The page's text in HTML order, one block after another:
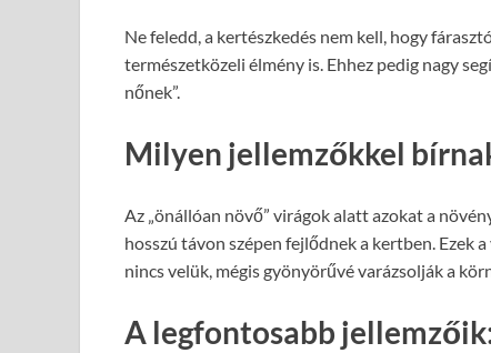
Ne feledd, a kertészkedés nem kell, hogy
természetközeli élmény is. Ehhez pedig nagy
nőnek”.
Milyen jellemzőkkel
Az „önállóan növő” virágok alatt azokat a
hosszú távon szépen fejlődnek a kertben. Ezek
nincs velük, mégis gyönyörűvé varázsolják a
A legfontosabb